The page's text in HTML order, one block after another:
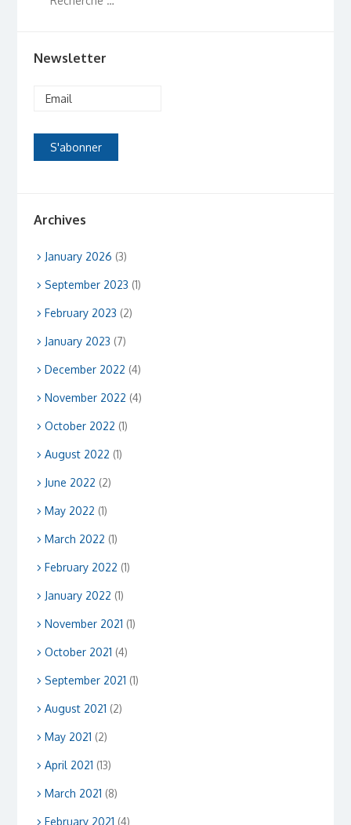
Newsletter
Archives
January 2026 (3)
September 2023 (1)
February 2023 (2)
January 2023 (7)
December 2022 (4)
November 2022 (4)
October 2022 (1)
August 2022 (1)
June 2022 (2)
May 2022 (1)
March 2022 (1)
February 2022 (1)
January 2022 (1)
November 2021 (1)
October 2021 (4)
September 2021 (1)
August 2021 (2)
May 2021 (2)
April 2021 (13)
March 2021 (8)
February 2021 (4)